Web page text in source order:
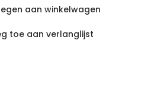
aan winkelwagen
toe aan verlanglijst